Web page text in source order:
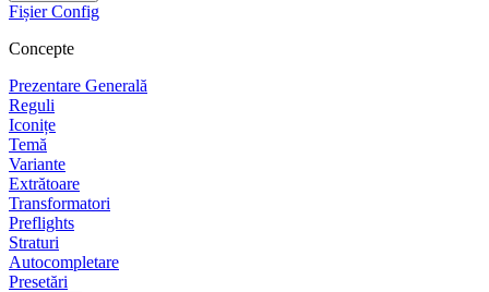
Fișier Config
Concepte
Prezentare Generală
Reguli
Iconițe
Temă
Variante
Extrătoare
Transformatori
Preflights
Straturi
Autocompletare
Presetări